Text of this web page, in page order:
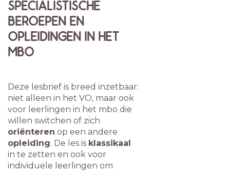
SPECIALISTISCHE
BEROEPEN EN
OPLEIDINGEN IN HET
MBO
Deze lesbrief is breed inzetbaar:
niet alleen in het VO, maar ook
voor leerlingen in het mbo die
willen switchen of zich
oriënteren op een andere
opleiding. De les is klassikaal
in te zetten en ook voor
individuele leerlingen om